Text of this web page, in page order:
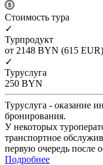
Cтоимость тура
✓
Турпродукт
от 2148 BYN (615 EUR)
✓
Туруслуга
250 BYN
Туруслуга - оказание
бронирования.
У некоторых
транспортное
первую очередь после
Подробнее